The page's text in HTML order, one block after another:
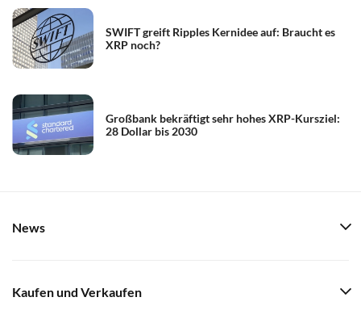
SWIFT greift Ripples Kernidee auf: Braucht es
XRP noch?
Großbank bekräftigt sehr hohes XRP-Kursziel:
28 Dollar bis 2030
News
Kaufen und Verkaufen